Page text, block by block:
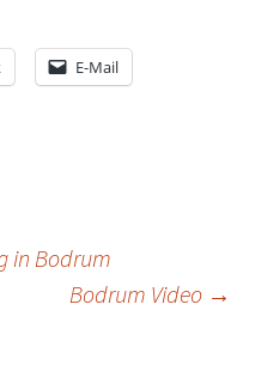
E-Mail
in Bodrum
Bodrum Video →